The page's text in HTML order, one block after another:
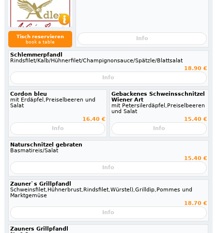
Tisch reservieren
book a table
Info
Schlemmerpfandl
Rindsfilet/Kalb/Hühnerfilet/Champignonsauce/Spätzle/Blattsalat
18.90 €
Info
Cordon bleu
mit Erdäpfel,Preiselbeeren und
Salat
16.40 €
Info
Gebackenes Schweinsschnitzel
Wiener Art
mit Petersilerdäpfel,Preiselbeeren
und Salat
15.40 €
Info
Naturschnitzel gebraten
Basmatireis/Salat
15.40 €
Info
Zauner`s Grillpfandl
Schweinsfilet,Hühnerbrust,Rindsfilet,Würstel),Grilldip,Pommes und
Marktgemüse
18.70 €
Info
Zauners Grillpfandl